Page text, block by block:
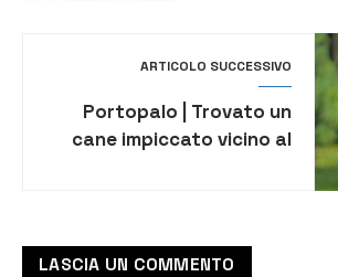
ARTICOLO SUCCESSIVO
Portopalo | Trovato un
cane impiccato vicino al
LASCIA UN COMMENTO